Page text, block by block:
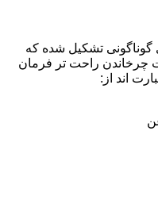
تشکیل شده که
چرخاندن راحت تر فرمان
اند از: